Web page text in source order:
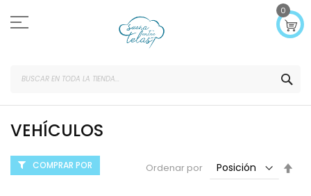
al
contenido
0
VEHÍCULOS
Ordenar por
COMPRAR POR